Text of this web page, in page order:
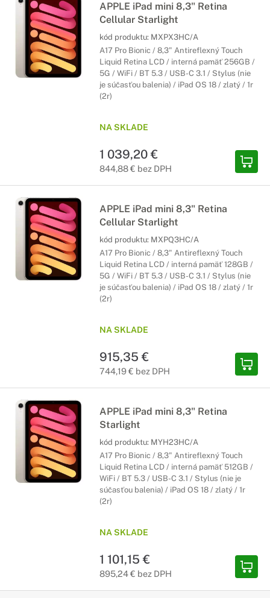
APPLE iPad mini 8,3" Retina
Cellular Starlight
kód produktu: MXPX3HC/A
A17 Pro Bionic / 8,3" Antireflexný Touch
Liquid Retina LCD / interná pamäť 256GB /
5G / WiFi / BT 5.3 / USB-C 3.1 / Stylus (nie
je súčasťou balenia) / iPad OS 18 / zlatý / 1r
(2r)
NA SKLADE
1 039,20 €
844,88 € bez DPH
APPLE iPad mini 8,3" Retina
Cellular Starlight
kód produktu: MXPQ3HC/A
A17 Pro Bionic / 8,3" Antireflexný Touch
Liquid Retina LCD / interná pamäť 128GB /
5G / WiFi / BT 5.3 / USB-C 3.1 / Stylus (nie
je súčasťou balenia) / iPad OS 18 / zlatý / 1r
(2r)
NA SKLADE
915,35 €
744,19 € bez DPH
APPLE iPad mini 8,3" Retina
Starlight
kód produktu: MYH23HC/A
A17 Pro Bionic / 8,3" Antireflexný Touch
Liquid Retina LCD / interná pamäť 512GB /
WiFi / BT 5.3 / USB-C 3.1 / Stylus (nie je
súčasťou balenia) / iPad OS 18 / zlatý / 1r
(2r)
NA SKLADE
1 101,15 €
895,24 € bez DPH